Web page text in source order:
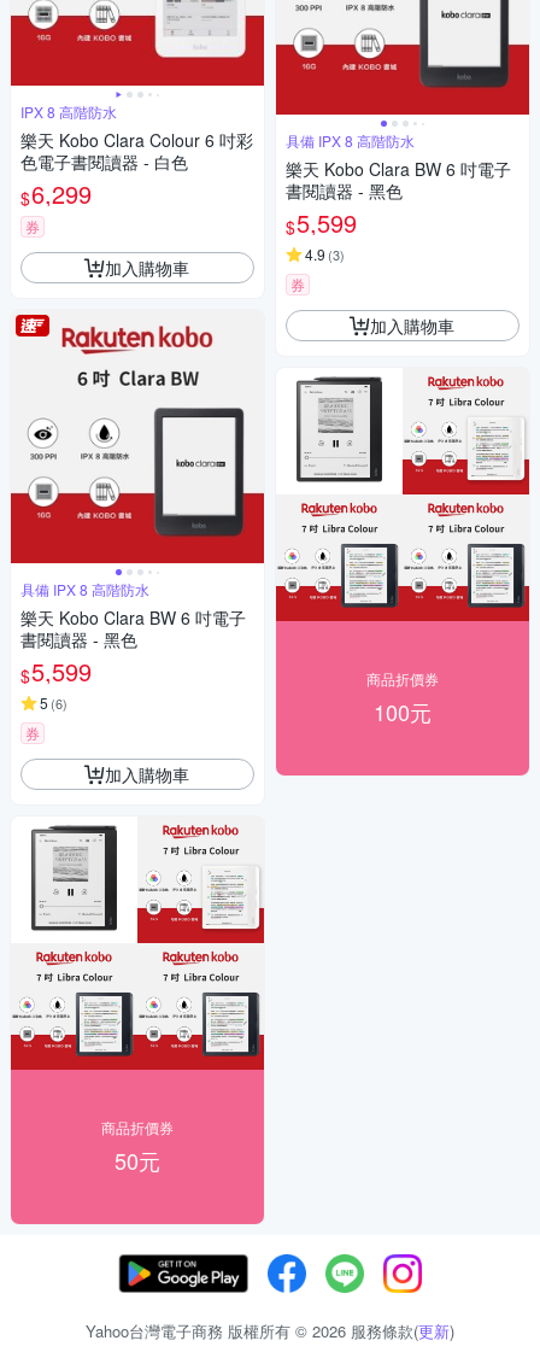
IPX 8 高階防水
樂天 Kobo Clara Colour 6 吋彩
色電子書閱讀器 - 白色
$6,299
券
加入購物車
具備 IPX 8 高階防水
樂天 Kobo Clara BW 6 吋電子
書閱讀器 - 黑色
$5,599
5 (6)
券
加入購物車
商品折價券
50元
具備 IPX 8 高階防水
樂天 Kobo Clara BW 6 吋電子
書閱讀器 - 黑色
$5,599
4.9 (3)
券
加入購物車
商品折價券
100元
Yahoo台灣電子商務 版權所有 © 2026 服務條款(更新)